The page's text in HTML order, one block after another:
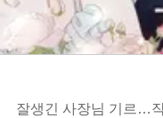
잘생긴 사장님 기르…